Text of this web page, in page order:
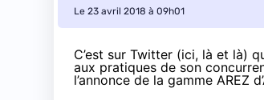
Le 23 avril 2018 à 09h01
C’est sur Twitter (ici, là et là)
aux pratiques de son
l’annonce de la gamme AREZ